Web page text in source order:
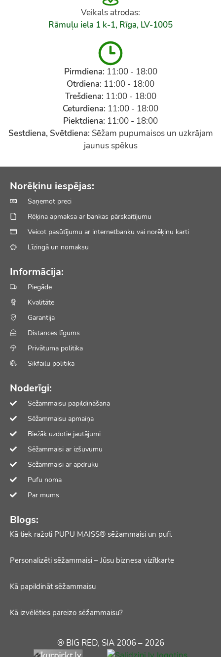
Veikals atrodas:
Rāmuļu iela 1 k-1, Rīga, LV-1005
Pirmdiena: 11:00 - 18:00
Otrdiena: 11:00 - 18:00
Trešdiena: 11:00 - 18:00
Ceturdiena: 11:00 - 18:00
Piektdiena: 11:00 - 18:00
Sestdiena, Svētdiena: Sēžam pupumaisos un uzkrājam
jaunus spēkus
Norēķinu iespējas:
Saņemot preci
Rēķina apmaksa ar bankas pārskaitījumu
Veicot pasūtījumu ar internetbanku vai norēķinu karti
Līzingā un nomaksu
Informācija:
Piegāde
Kvalitāte
Garantija
Distances līgums
Privātuma politika
Sīkfailu politika
Noderīgi:
Sēžammaisu papildināšana
Sēžammaisu apmaiņa
Biežāk uzdotie jautājumi
Sēžammaisi ar izšuvumu
Sēžammaisi ar apdruku
Pufu noma
Par mums
Blogs:
Kā tiek ražoti PUPU MAISS® sēžammaisi un pufi.
Personalizēti sēžammaisi – Jūsu biznesa vizītkarte
Kā papildināt sēžammaisu
Kā izvēlēties pareizo sēžammaisu?
® BIG RED, SIA 2006 – 2026